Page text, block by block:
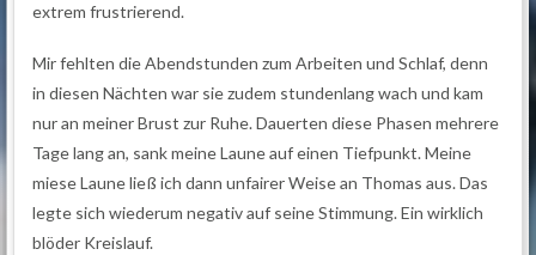
extrem frustrierend.
Mir fehlten die Abendstunden zum Arbeiten und Schlaf, denn
in diesen Nächten war sie zudem stundenlang wach und kam
nur an meiner Brust zur Ruhe. Dauerten diese Phasen mehrere
Tage lang an, sank meine Laune auf einen Tiefpunkt. Meine
miese Laune ließ ich dann unfairer Weise an Thomas aus. Das
legte sich wiederum negativ auf seine Stimmung. Ein wirklich
blöder Kreislauf.